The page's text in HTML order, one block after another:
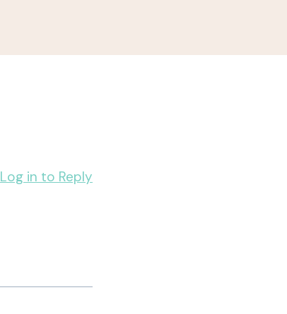
Log in to Reply